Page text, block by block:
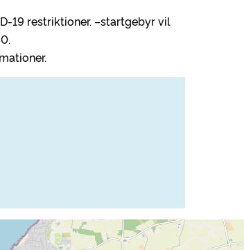
19 restriktioner. –startgebyr vil